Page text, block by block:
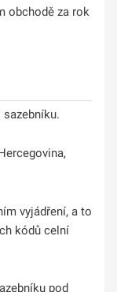
obchodě za rok
vyjádření, a to
kódů celní
pod